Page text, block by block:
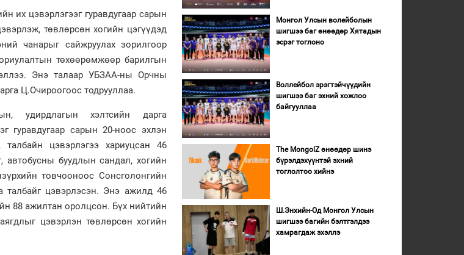
их цэвэрлэгээг гуравдугаар сарын
төвлөрсөн хогийн цэгүүдэд
чанарыг сайжруулах зорилгоор
төхөөрөмжөөр барилгын
Энэ талаар УБЗАА-ны Орчны
Ц.Очироогоос тодрууллаа.
удирдлагын хэлтсийн дарга
гуравдугаар сарын 20-ноос эхлэн
цэвэрлэгээ хариуцсан 46
автобусны буудлын сандал, хогийн
товчооноос Сонсголонгийн
талбайг цэвэрлэсэн. Энэ ажилд 46
88 ажилтан оролцсон. Бүх нийтийн
цэвэрлэн төвлөрсөн хогийн
Монгол Улсын волейболын
шигшээ баг өнөөдөр Хятадын
эсрэг тоглоно
Воллейбол эрэгтэйчүүдийн
шигшээ баг эхний хожлоо
байгууллаа
The MongolZ өнөөдөр шинэ
бүрэлдэхүүнтэй эхний
тоглолтоо хийнэ
Ш.Энхийн-Од Монгол Улсын
шигшээ багийн бэлтгэлдээ
хамрагдаж эхэллэ